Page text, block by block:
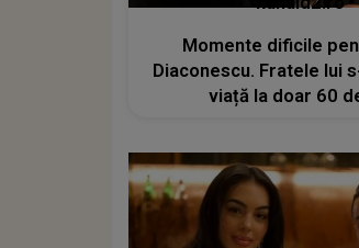
Momente dificile
Diaconescu. Fratele lui
viață la doar 60